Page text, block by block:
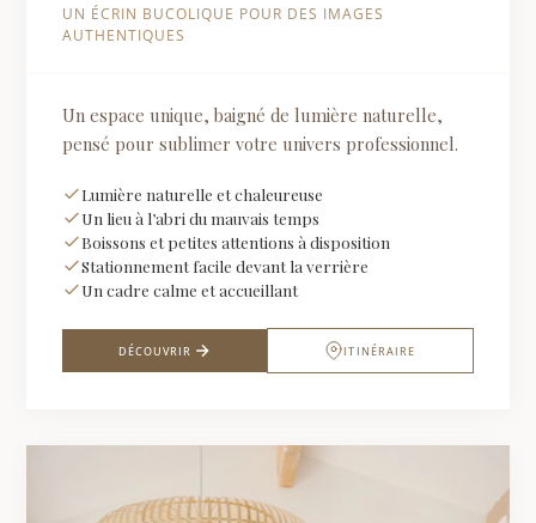
UN ÉCRIN BUCOLIQUE POUR DES IMAGES
AUTHENTIQUES
Un espace unique, baigné de lumière naturelle,
pensé pour sublimer votre univers professionnel.
Lumière naturelle et chaleureuse
Un lieu à l’abri du mauvais temps
Boissons et petites attentions à disposition
Stationnement facile devant la verrière
Un cadre calme et accueillant
DÉCOUVRIR ITINÉRAIRE